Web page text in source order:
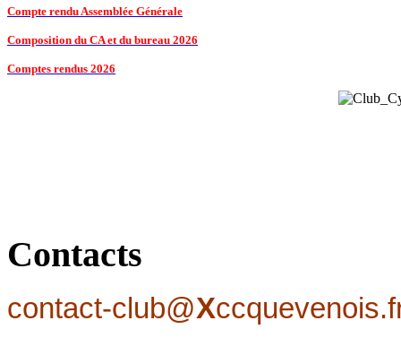
Compte rendu Assemblée Générale
Composition du CA et du bureau 2026
Comptes rendus 2026
Contacts
contact-club@X